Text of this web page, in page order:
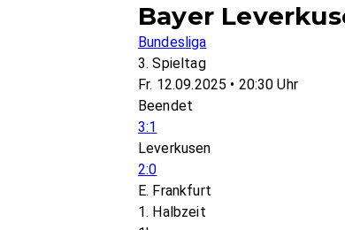
Bayer
Bundesliga
3. Spieltag
Fr. 12.09.2025 • 20:30 Uhr
Beendet
3:1
Leverkusen
2:0
E. Frankfurt
1. Halbzeit